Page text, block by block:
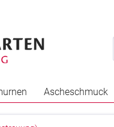
Ascheschmuck